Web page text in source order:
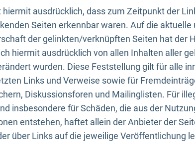
ausdrücklich, dass zum Zeitpunkt der
Seiten erkennbar waren. Auf die
der gelinkten/verknüpften Seiten hat der
hiermit ausdrücklich von allen Inhalten aller
wurden. Diese Feststellung gilt für alle
Links und Verweise sowie für
Diskussionsforen und Mailinglisten. Für
insbesondere für Schäden, die aus der
entstehen, haftet allein der Anbieter der
über Links auf die jeweilige Veröffentlichung